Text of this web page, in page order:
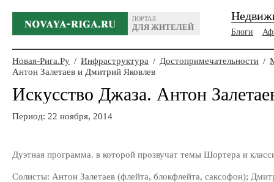
ПОРТАЛ
ДЛЯ ЖИТЕЛЕЙ
Блоги
Новая-Рига.Ру / Инфраструктура / Достопримечательности /
Антон Залетаев и Дмитрий Яковлев
Искусство Джаза. Антон
Период: 22 ноября, 2014
Дуэтная программа. в которой прозвучат темы Шортера и
Солисты: Антон Залетаев (флейта, блокфлейта, саксофон);